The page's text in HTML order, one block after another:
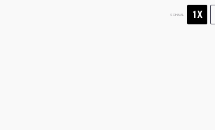
SCHAAL 1X